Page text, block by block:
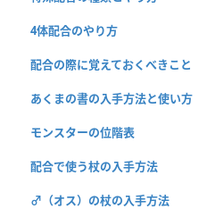
4体配合のやり方
配合の際に覚えておくべきこと
あくまの書の入手方法と使い方
モンスターの位階表
配合で使う杖の入手方法
♂（オス）の杖の入手方法